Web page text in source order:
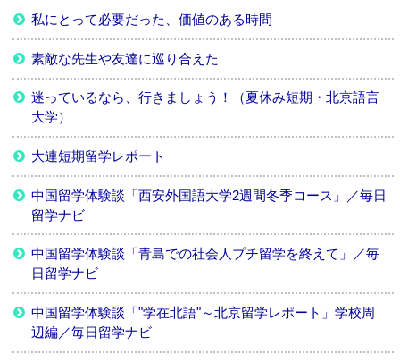
私にとって必要だった、価値のある時間
素敵な先生や友達に巡り合えた
迷っているなら、行きましょう！（夏休み短期・北京語言
大学）
大連短期留学レポート
中国留学体験談「西安外国語大学2週間冬季コース」／毎日
留学ナビ
中国留学体験談「青島での社会人プチ留学を終えて」／毎
日留学ナビ
中国留学体験談「"学在北語"～北京留学レポート」学校周
辺編／毎日留学ナビ